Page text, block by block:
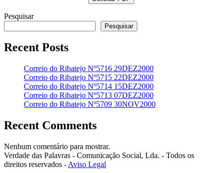
Pesquisar
Pesquisar
Recent Posts
Correio do Ribatejo Nº5716 29DEZ2000
Correio do Ribatejo Nº5715 22DEZ2000
Correio do Ribatejo Nº5714 15DEZ2000
Correio do Ribatejo Nº5713 07DEZ2000
Correio do Ribatejo Nº5709 30NOV2000
Recent Comments
Nenhum comentário para mostrar.
Verdade das Palavras - Comunicação Social, Lda. - Todos os
direitos reservados - Aviso Legal